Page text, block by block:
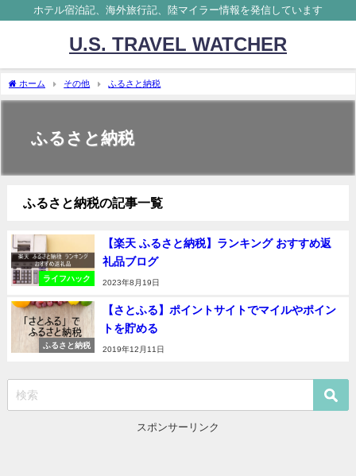
ホテル宿泊記、海外旅行記、陸マイラー情報を発信しています
U.S. TRAVEL WATCHER
ホーム その他 ふるさと納税
ふるさと納税
ふるさと納税の記事一覧
ライフハック
【楽天 ふるさと納税】ランキング おすすめ返
礼品ブログ
2023年8月19日
ふるさと納税
【さとふる】ポイントサイトでマイルやポイン
トを貯める
2019年12月11日
スポンサーリンク